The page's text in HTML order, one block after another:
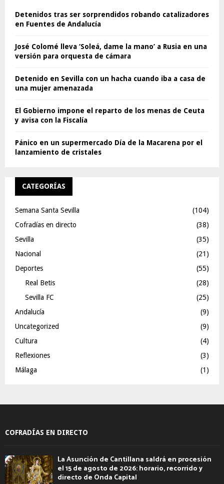
Detenidos tras ser sorprendidos robando catalizadores
en Fuentes de Andalucía
José Colomé lleva ‘Soleá, dame la mano’ a Rusia en una
versión para orquesta de cámara
Detenido en Sevilla con un hacha cuando iba a casa de
una mujer amenazada
El Gobierno impone el reparto de los menas de Ceuta
y avisa con la Fiscalía
Pánico en un supermercado Día de la Macarena por el
lanzamiento de cristales
CATEGORÍAS
Semana Santa Sevilla
(104)
Cofradías en directo
(38)
Sevilla
(35)
Nacional
(21)
Deportes
(55)
Real Betis
(28)
Sevilla FC
(25)
Andalucía
(9)
Uncategorized
(9)
Cultura
(4)
Reflexiones
(3)
Málaga
(1)
COFRADÍAS EN DIRECTO
La Asunción de Cantillana saldrá en procesión
el 15 de agosto de 2026: horario, recorrido y
directo de Onda Capital